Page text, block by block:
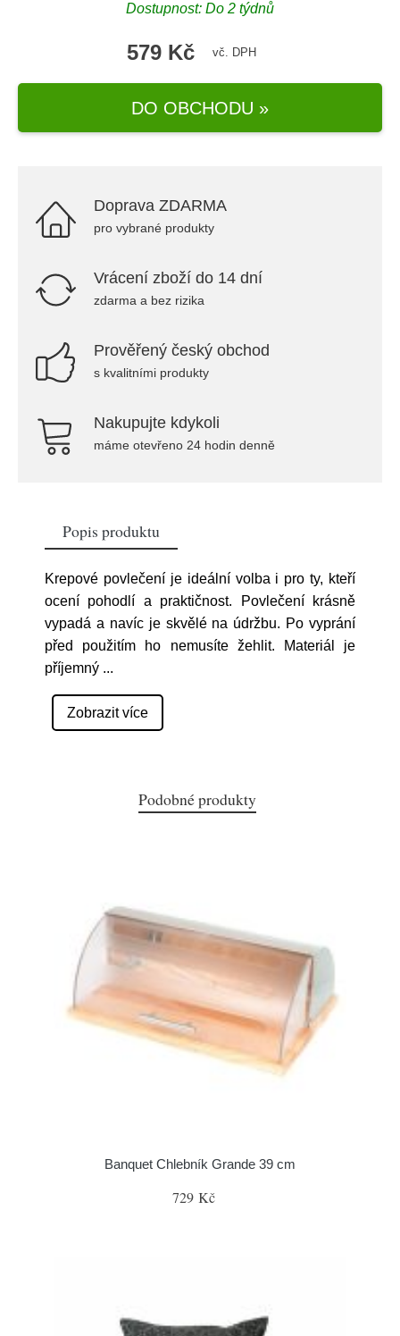
Dostupnost: Do 2 týdnů
579 Kč vč. DPH
DO OBCHODU »
Doprava ZDARMA
pro vybrané produkty
Vrácení zboží do 14 dní
zdarma a bez rizika
Prověřený český obchod
s kvalitními produkty
Nakupujte kdykoli
máme otevřeno 24 hodin denně
Popis produktu
Krepové povlečení je ideální volba i pro ty, kteří
ocení pohodlí a praktičnost. Povlečení krásně
vypadá a navíc je skvělé na údržbu. Po vyprání
před použitím ho nemusíte žehlit. Materiál je
příjemný ...
Zobrazit více
Podobné produkty
Banquet Chlebník Grande 39 cm
729 Kč